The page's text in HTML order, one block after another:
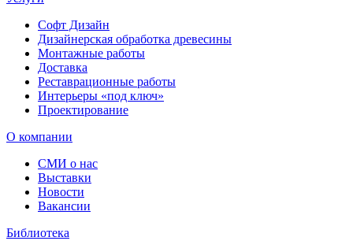
Софт Дизайн
Дизайнерская обработка древесины
Монтажные работы
Доставка
Реставрационные работы
Интерьеры «под ключ»
Проектирование
О компании
СМИ о нас
Выставки
Новости
Вакансии
Библиотека